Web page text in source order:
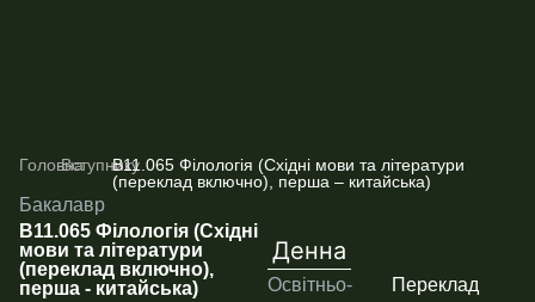
Головна
-Вступнику
-В11.065 Філологія (Східні мови та літератури
(переклад включно), перша – китайська)
Бакалавр
В11.065 Філологія (Східні
мови та літератури
(переклад включно),
перша - китайська)
Денна
Освітньо-
Переклад